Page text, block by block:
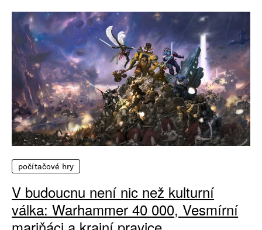
počítačové hry
V budoucnu není nic než kulturní
válka: Warhammer 40 000, Vesmírní